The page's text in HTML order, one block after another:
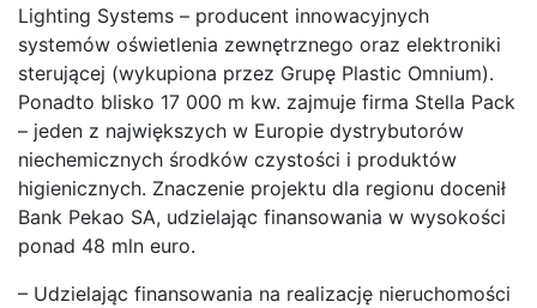
Lighting Systems – producent innowacyjnych
systemów oświetlenia zewnętrznego oraz elektroniki
sterującej (wykupiona przez Grupę Plastic Omnium).
Ponadto blisko 17 000 m kw. zajmuje firma Stella Pack
– jeden z największych w Europie dystrybutorów
niechemicznych środków czystości i produktów
higienicznych. Znaczenie projektu dla regionu docenił
Bank Pekao SA, udzielając finansowania w wysokości
ponad 48 mln euro.
– Udzielając finansowania na realizację nieruchomości